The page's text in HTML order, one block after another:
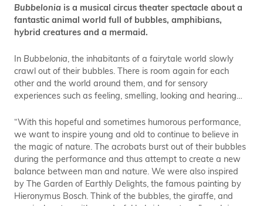
Bubbelonia is a musical circus theater spectacle about a
fantastic animal world full of bubbles, amphibians,
hybrid creatures and a mermaid.
In Bubbelonia , the inhabitants of a fairytale world slowly
crawl out of their bubbles. There is room again for each
other and the world around them, and for sensory
experiences such as feeling, smelling, looking and hearing…
“With this hopeful and sometimes humorous performance,
we want to inspire young and old to continue to believe in
the magic of nature. The acrobats burst out of their bubbles
during the performance and thus attempt to create a new
balance between man and nature. We were also inspired
by The Garden of Earthly Delights, the famous painting by
Hieronymus Bosch. Think of the bubbles, the giraffe, and